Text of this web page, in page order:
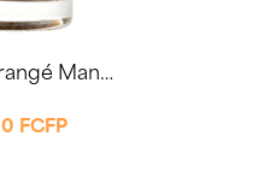
Rhum Arrangé Mangue Passion 30° 70cl – Damoiseau
FCFP